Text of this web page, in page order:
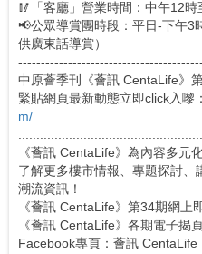
🥢「客廳」營業時間：中午12時
📢公眾導賞團時段：平日-下午3
供廣東話導賞）
中原薈季刊《薈訊 CentaLife》
緊貼網頁最新動態立即click入嚟：
m/
《薈訊 CentaLife》為內容多元
了解更多樓市情報、專題探討
潮流資訊！
《薈訊 CentaLife》第34期網上
《薈訊 CentaLife》各期電子揭
Facebook專頁：薈訊 CentaLife